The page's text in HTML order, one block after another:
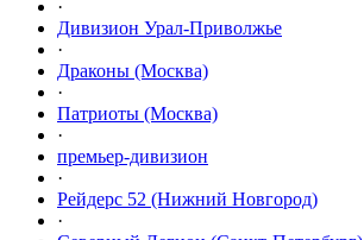
·
Дивизион Урал-Приволжье
·
Драконы (Москва)
·
Патриоты (Москва)
·
премьер-дивизион
·
Рейдерс 52 (Нижний Новгород)
·